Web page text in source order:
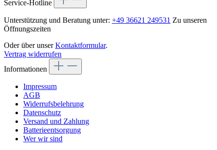
Service-Hotline
Unterstützung und Beratung unter: +49 36621 249531 Zu unseren
Öffnungszeiten
Oder über unserKontaktformular.
Vertrag widerrufen
Informationen
Impressum
AGB
Widerrufsbelehrung
Datenschutz
Versand und Zahlung
Batterieentsorgung
Wer wir sind